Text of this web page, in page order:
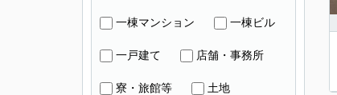
一棟マンション 一棟ビル
一戸建て 店舗・事務所
寮・旅館等 土地